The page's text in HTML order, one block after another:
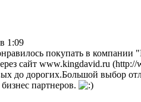
1:09
покупать в
сайт www.kingdavid.ru (http://
до дорогих.Большой выбор
партнеров.